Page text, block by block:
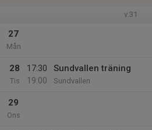
v.31
27
Mån
28
Tis
17:30
19:00
Sundvallen träning
Sundvallen
29
Ons